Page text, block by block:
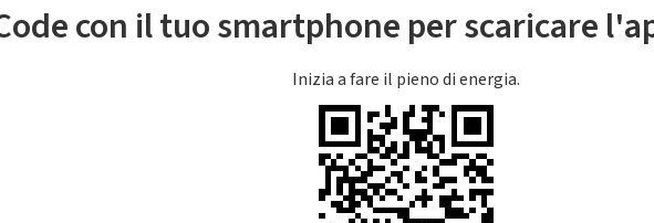
con il tuo smartphone per scaricare
Inizia a fare il pieno di energia.